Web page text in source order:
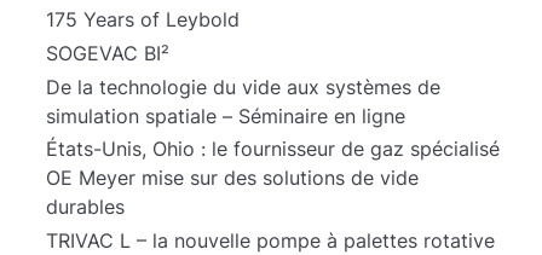
175 Years of Leybold
SOGEVAC BI²
De la technologie du vide aux systèmes de
simulation spatiale – Séminaire en ligne
États-Unis, Ohio : le fournisseur de gaz spécialisé
OE Meyer mise sur des solutions de vide
durables
TRIVAC L – la nouvelle pompe à palettes rotative